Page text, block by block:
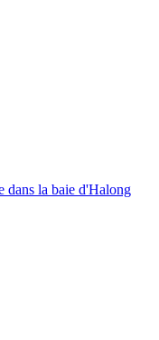
dans la baie d'Halong